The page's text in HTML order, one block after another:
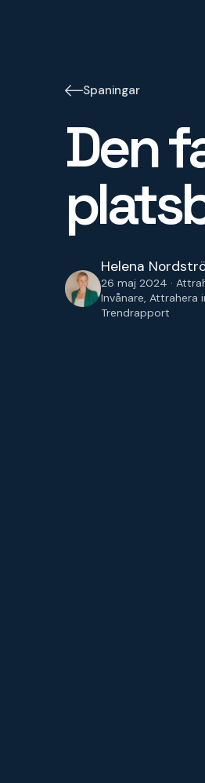
Spaningar
Den
Helena
26 maj 2024 ·
Invånare, Attrahera
Trendrapport